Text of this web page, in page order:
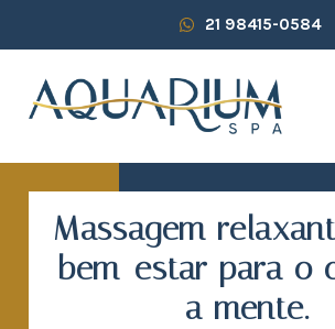
21 98415-0584
Massagem
bem-estar para o
a mente.